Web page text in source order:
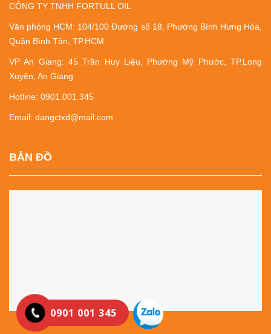
CÔNG TY TNHH FORTULL OIL
Văn phòng HCM: 104/100 Đường số 18, Phường Bình Hưng Hòa,
Quận Bình Tân, TP.HCM
VP An Giang: 45 Trần Huy Liệu, Phường Mỹ Phước, TP.Long
Xuyên, An Giang
Hotline: 0901.001.345
Email: dangctxd@mail.com
BẢN ĐỒ
0901 001 345